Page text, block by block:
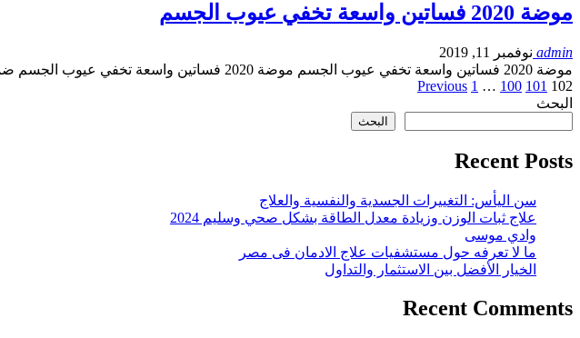
موضة 2020 فساتين واسعة تخفي عيوب الجسم
admin نوفمبر 11, 2019
موضة 2020 فساتين واسعة تخفي عيوب الجسم موضة 2020 فساتين واسعة تخفي عيوب الجسم ضمن عروض…
Previous 1 … 100 101 102
البحث
البحث
Recent Posts
سن اليأس: التغييرات الجسدية والنفسية والعلاج
علاج ثبات الوزن وزيادة معدل الطاقة بشكل صحي وسليم 2024
وادي موسى
ما لا تعرفه حول مستشفيات علاج الادمان فى مصر
الخيار الأفضل بين الاستثمار والتداول
Recent Comments